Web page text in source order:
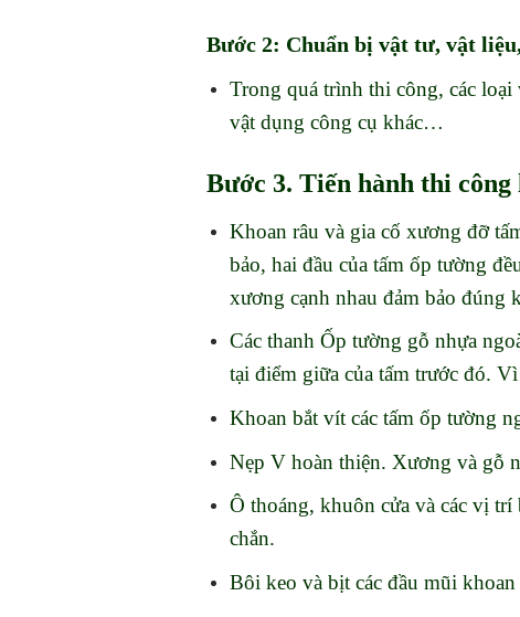
Bước 2: Chuẩn bị vật tư, vật
Trong quá trình thi công, các
vật dụng công cụ khác…
Bước 3. Tiến hành thi
Khoan râu và gia cố xương đỡ
bảo, hai đầu của tấm ốp tường
xương cạnh nhau đảm bảo đúng
Các thanh Ốp tường gỗ nhựa
tại điểm giữa của tấm trước đó.
Khoan bắt vít các tấm ốp tường
Nẹp V hoàn thiện. Xương và gỗ
Ô thoáng, khuôn cửa và các vị
chắn.
Bôi keo và bịt các đầu mũi